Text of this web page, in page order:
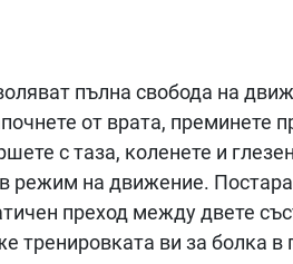
пълна свобода на
от врата, преминете
с таза, коленете и
режим на движение.
преход между двете
тренировката ви за болка